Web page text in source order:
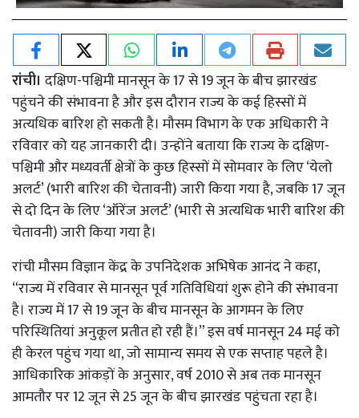
रांची। दक्षिण-पश्चिमी मानसून के 17 से 19 जून के बीच झारखंड
पहुंचने की संभावना है और इस दौरान राज्य के कई हिस्सों में
अत्यधिक बारिश हो सकती है। मौसम विभाग के एक अधिकारी ने
रविवार को यह जानकारी दी। उन्होंने बताया कि राज्य के दक्षिण-
पश्चिमी और मध्यवर्ती क्षेत्रों के कुछ हिस्सों में सोमवार के लिए ‘येलो
अलर्ट’ (भारी बारिश की चेतावनी) जारी किया गया है, जबकि 17 जून
से दो दिन के लिए ‘ऑरेंज अलर्ट’ (भारी से अत्यधिक भारी बारिश की
चेतावनी) जारी किया गया है।
रांची मौसम विज्ञान केंद्र के उपनिदेशक अभिषेक आनंद ने कहा,
“राज्य में रविवार से मानसून पूर्व गतिविधियां शुरू होने की संभावना
है। राज्य में 17 से 19 जून के बीच मानसून के आगमन के लिए
परिस्थितियां अनुकूल प्रतीत हो रही हैं।” इस वर्ष मानसून 24 मई को
ही केरल पहुंच गया था, जो सामान्य समय से एक सप्ताह पहले है।
आधिकारिक आंकड़ों के अनुसार, वर्ष 2010 से अब तक मानसून
आमतौर पर 12 जून से 25 जून के बीच झारखंड पहुंचता रहा है।